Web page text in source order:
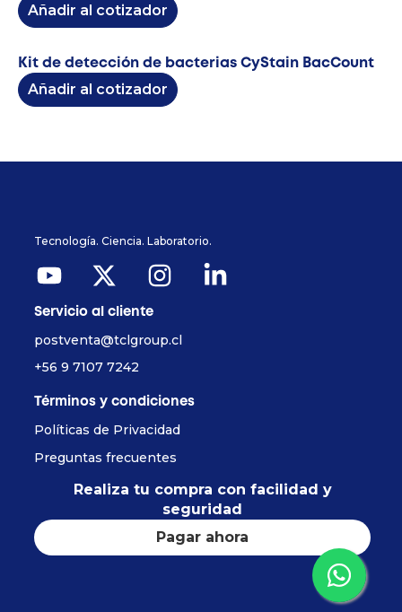
Añadir al cotizador
Kit de detección de bacterias CyStain BacCount
Añadir al cotizador
Tecnología. Ciencia. Laboratorio.
Servicio al cliente
postventa@tclgroup.cl
+56 9 7107 7242
Términos y condiciones
Políticas de Privacidad
Preguntas frecuentes
Realiza tu compra con facilidad y
seguridad
Pagar ahora